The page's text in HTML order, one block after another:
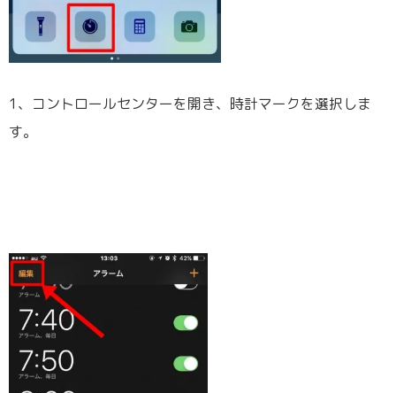
1、コントロールセンターを開き、時計マークを選択しま
す。